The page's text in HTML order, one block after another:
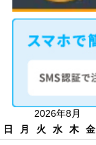
2026年8月
日
月 火 水 木 金